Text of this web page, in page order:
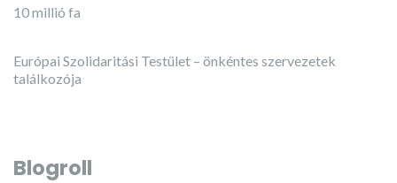
10 millió fa
Európai Szolidaritási Testület – önkéntes szervezetek
találkozója
Blogroll